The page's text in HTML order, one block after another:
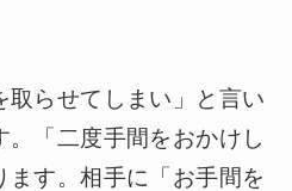
取らせてしまい」と言い
「二度手間をおかけし
ます。相手に「お手間を